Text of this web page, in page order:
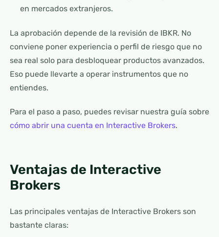
en mercados extranjeros.
La aprobación depende de la revisión de IBKR. No
conviene poner experiencia o perfil de riesgo que no
sea real solo para desbloquear productos avanzados.
Eso puede llevarte a operar instrumentos que no
entiendes.
Para el paso a paso, puedes revisar nuestra guía sobre
cómo abrir una cuenta en Interactive Brokers.
Ventajas de Interactive
Brokers
Las principales ventajas de Interactive Brokers son
bastante claras: